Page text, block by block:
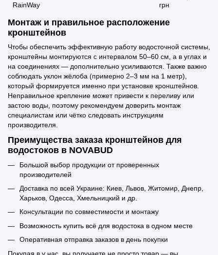
RainWay
грн
Монтаж и правильное расположение
кронштейнов
Чтобы обеспечить эффективную работу водосточной системы,
кронштейны монтируются с интервалом 50–60 см, а в углах и
на соединениях — дополнительно усиливаются. Также важно
соблюдать уклон жёлоба (примерно 2–3 мм на 1 метр),
который формируется именно при установке кронштейнов.
Неправильное крепление может привести к переливу или
застою воды, поэтому рекомендуем доверить монтаж
специалистам или чётко следовать инструкциям
производителя.
Преимущества заказа кронштейнов для
водостоков в NOVABUD
Большой выбор продукции от проверенных
производителей
Доставка по всей Украине: Киев, Львов, Житомир, Днепр,
Харьков, Одесса, Хмельницкий и др.
Консультации по совместимости и монтажу
Возможность купить всё для водостока в одном месте
Оперативная отправка заказов в день покупки
Покупая в у нас, вы получаете не просто товар — вы